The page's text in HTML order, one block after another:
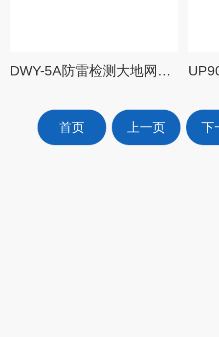
DWY-5A防雷检测大地网测试仪;异频地网阻抗检测仪
首页 上一页 下